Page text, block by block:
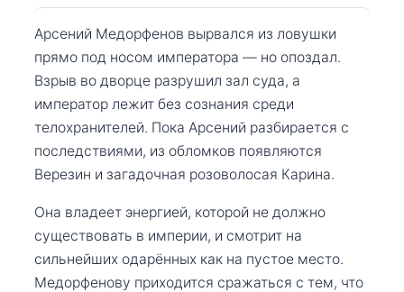
Арсений Медорфенов вырвался из ловушки
прямо под носом императора — но опоздал.
Взрыв во дворце разрушил зал суда, а
император лежит без сознания среди
телохранителей. Пока Арсений разбирается с
последствиями, из обломков появляются
Верезин и загадочная розоволосая Карина.
Она владеет энергией, которой не должно
существовать в империи, и смотрит на
сильнейших одарённых как на пустое место.
Медорфенову приходится сражаться с тем, что